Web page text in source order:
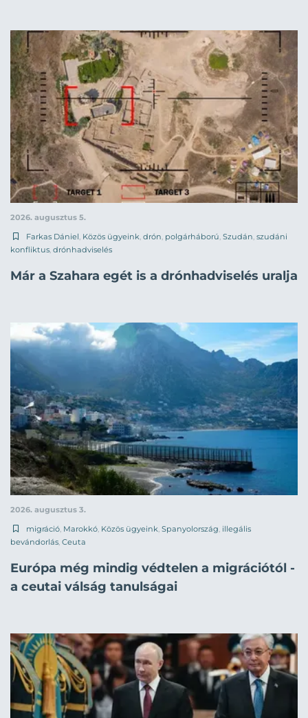
2026. augusztus 5.
Farkas Dániel Közös ügyeink drón polgárháború Szudán szudáni
konfliktus drónhadviselés
Már a Szahara egét is a drónhadviselés uralja
2026. augusztus 3.
migráció, Marokkó, Közös ügyeink, Spanyolország, illegális
bevándorlás, Ceuta
Európa még mindig védtelen a migrációtól -
a ceutai válság tanulságai